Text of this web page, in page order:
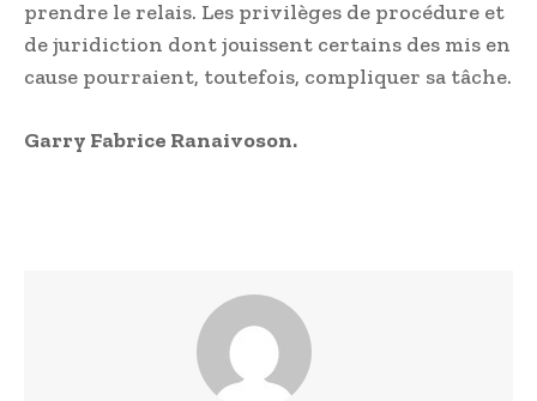
prendre le relais. Les privilèges de procédure et
de juridiction dont jouissent certains des mis en
cause pourraient, toutefois, compliquer sa tâche.
Garry Fabrice Ranaivoson.